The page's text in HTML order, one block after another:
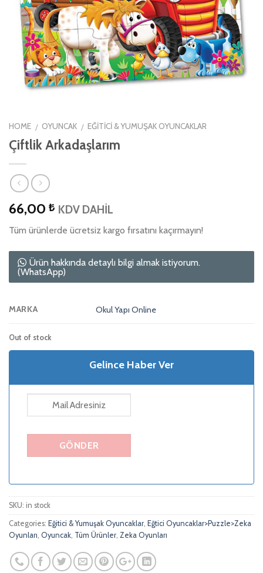
HOME / OYUNCAK / EĞITICI & YUMUŞAK OYUNCAKLAR
Çiftlik Arkadaşlarım
66,00 ₺ KDV DAHİL
Tüm ürünlerde ücretsiz kargo fırsatını kaçırmayın!
Ürün hakkında detaylı bilgi almak istiyorum.
(WhatsApp)
MARKA Okul Yapı Online
Out of stock
Gelince Haber Ver
SKU: in stock
Categories: Eğitici & Yumuşak Oyuncaklar Eğtici Oyuncaklar>Puzzle>Zeka
Oyunları Oyuncak Tüm Ürünler Zeka Oyunları